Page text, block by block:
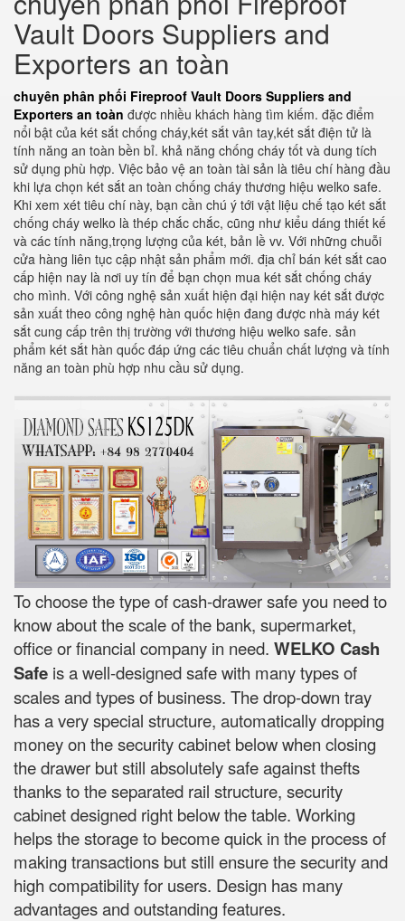
Vault Doors Suppliers and
Exporters an toàn
chuyên phân phối Fireproof Vault Doors Suppliers and
Exporters an toàn được nhiều khách hàng tìm kiếm. đặc điểm
nổi bật của két sắt chống cháy,két sắt vân tay,két sắt điện tử là
tính năng an toàn bền bỉ. khả năng chống cháy tốt và dung tích
sử dụng phù hợp. Việc bảo vệ an toàn tài sản là tiêu chí hàng đầu
khi lựa chọn két sắt an toàn chống cháy thương hiệu welko safe.
Khi xem xét tiêu chí này, bạn cần chú ý tới vật liệu chế tạo két sắt
chống cháy welko là thép chắc chắc, cũng như kiểu dáng thiết kế
và các tính năng,trọng lượng của két, bản lề vv. Với những chuỗi
cửa hàng liên tục cập nhật sản phẩm mới. địa chỉ bán két sắt cao
cấp hiện nay là nơi uy tín để bạn chọn mua két sắt chống cháy
cho mình. Với công nghệ sản xuất hiện đại hiện nay két sắt được
sản xuất theo công nghệ hàn quốc hiện đang được nhà máy két
sắt cung cấp trên thị trường với thương hiệu welko safe. sản
phẩm két sắt hàn quốc đáp ứng các tiêu chuẩn chất lượng và tính
năng an toàn phù hợp nhu cầu sử dụng.
To choose the type of cash-drawer safe you need to
know about the scale of the bank, supermarket,
office or financial company in need. WELKO Cash
Safe is a well-designed safe with many types of
scales and types of business. The drop-down tray
has a very special structure, automatically dropping
money on the security cabinet below when closing
the drawer but still absolutely safe against thefts
thanks to the separated rail structure, security
cabinet designed right below the table. Working
helps the storage to become quick in the process of
making transactions but still ensure the security and
high compatibility for users. Design has many
advantages and outstanding features.